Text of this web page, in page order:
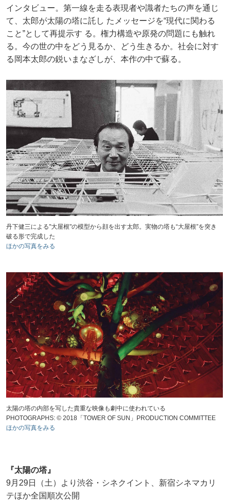
インタビュー。第一線を走る表現者や識者たちの声を通じ
て、太郎が太陽の塔に託し たメッセージを“現代に関わる
こと”として再提示す る。権力構造や原発の問題にも触れ
る。今の世の中をどう見るか、どう生きるか。社会に対す
る岡本太郎の鋭いまなざしが、本作の中で蘇る。
丹下健三による"大屋根"の模型から顔を出す太郎。実物の塔も“大屋根”を突き
破る形で完成した
ほかの写真をみる
太陽の塔の内部を写した貴重な映像も劇中に使われている
PHOTOGRAPHS: © 2018「TOWER OF SUN」PRODUCTION COMMITTEE
ほかの写真をみる
『太陽の塔』
9月29日（土）より渋谷・シネクイント、新宿シネマカリ
テほか全国順次公開